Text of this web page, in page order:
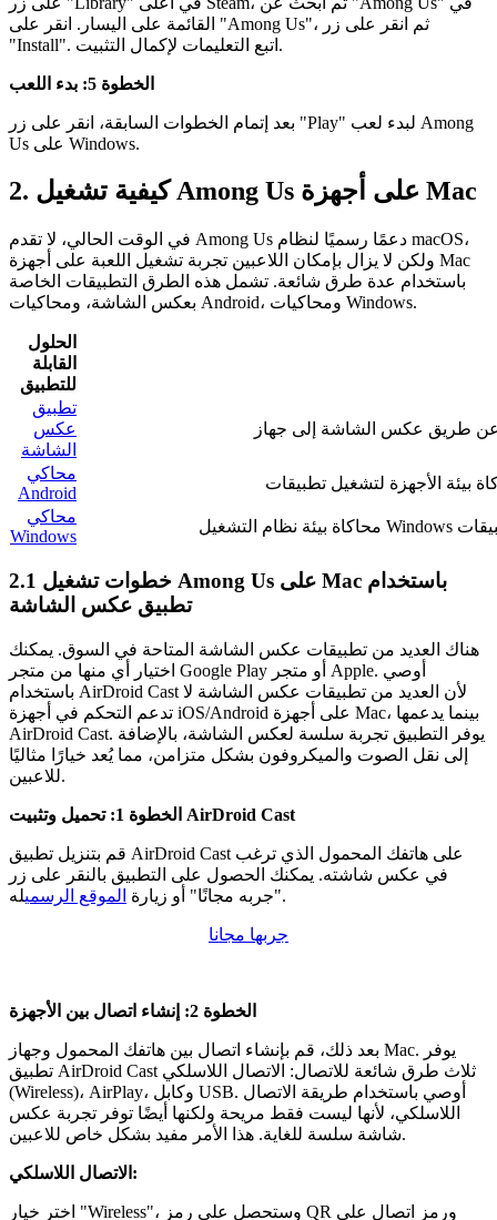
القائمة على اليسار. انقر على "Among Us"، ثم انقر على زر
"Install". اتبع التعليمات لإكمال التثبيت.
الخطوة 5: بدء اللعب
بعد إتمام الخطوات السابقة، انقر على زر "Play" لبدء لعب Among
Us على Windows.
2. كيفية تشغيل Among Us على أجهزة Mac
في الوقت الحالي، لا تقدم Among Us دعمًا رسميًا لنظام macOS،
ولكن لا يزال بإمكان اللاعبين تجربة تشغيل اللعبة على أجهزة Mac
باستخدام عدة طرق شائعة. تشمل هذه الطرق التطبيقات الخاصة
بعكس الشاشة، ومحاكيات Android، ومحاكيات Windows.
الحلول
القابلة
للتطبيق
تطبيق
عكس
الشاشة
محاكي
Android
محاكي
Windows
2.1 خطوات تشغيل Among Us على Mac باستخدام
تطبيق عكس الشاشة
هناك العديد من تطبيقات عكس الشاشة المتاحة في السوق. يمكنك
اختيار أي منها من متجر Google Play أو متجر Apple. أوصي
باستخدام AirDroid Cast لأن العديد من تطبيقات عكس الشاشة لا
تدعم التحكم في أجهزة iOS/Android على أجهزة Mac، بينما يدعمها
AirDroid Cast. يوفر التطبيق تجربة سلسة لعكس الشاشة، بالإضافة
إلى نقل الصوت والميكروفون بشكل متزامن، مما يُعد خيارًا مثاليًا
للاعبين.
الخطوة 1: تحميل وتثبيت AirDroid Cast
قم بتنزيل تطبيق AirDroid Cast على هاتفك المحمول الذي ترغب
في عكس شاشته. يمكنك الحصول على التطبيق بالنقر على زر
"جربه مجانًا" أو زيارة الموقع الرسمي له.
جربها مجانا
الخطوة 2: إنشاء اتصال بين الأجهزة
بعد ذلك، قم بإنشاء اتصال بين هاتفك المحمول وجهاز Mac. يوفر
تطبيق AirDroid Cast ثلاث طرق شائعة للاتصال: الاتصال اللاسلكي
(Wireless)، AirPlay، وكابل USB. أوصي باستخدام طريقة الاتصال
اللاسلكي، لأنها ليست فقط مريحة ولكنها أيضًا توفر تجربة عكس
شاشة سلسة للغاية. هذا الأمر مفيد بشكل خاص للاعبين.
الاتصال اللاسلكي:
اختر خيار "Wireless"، وستحصل على رمز QR ورمز اتصال على